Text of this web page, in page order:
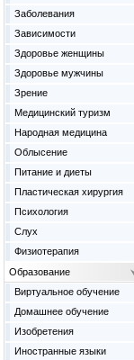
Заболевания
Зависимости
Здоровье женщины
Здоровье мужчины
Зрение
Медицинский туризм
Народная медицина
Облысение
Питание и диеты
Пластическая хирургия
Психология
Слух
Физиотерапия
Образование
Виртуальное обучение
Домашнее обучение
Изобретения
Иностранные языки